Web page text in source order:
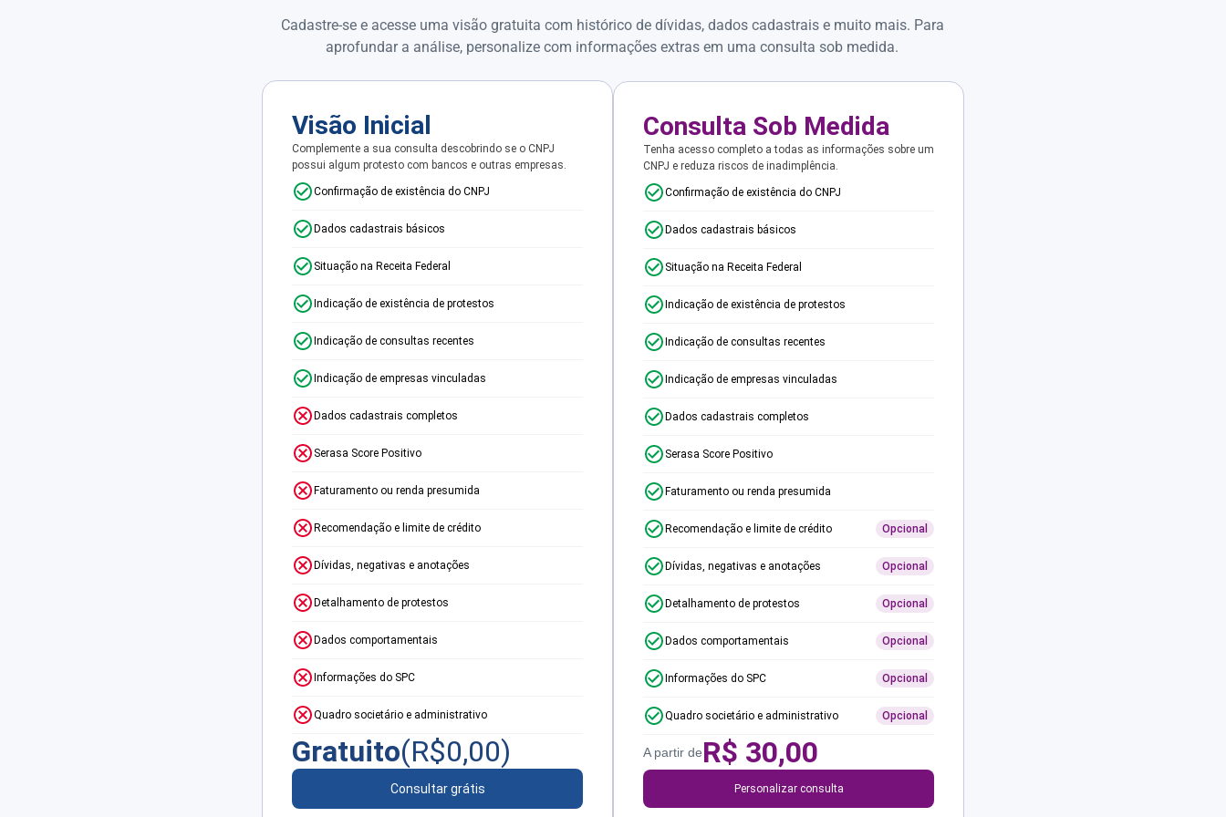
Cadastre-se e acesse uma visão gratuita com histórico de dívidas, dados cadastrais e muito mais. Para
aprofundar a análise, personalize com informações extras em uma consulta sob medida.
Visão Inicial
Complemente a sua consulta descobrindo se o CNPJ
possui algum protesto com bancos e outras empresas.
Confirmação de existência do CNPJ
Dados cadastrais básicos
Situação na Receita Federal
Indicação de existência de protestos
Indicação de consultas recentes
Indicação de empresas vinculadas
Dados cadastrais completos
Serasa Score Positivo
Faturamento ou renda presumida
Recomendação e limite de crédito
Dívidas, negativas e anotações
Detalhamento de protestos
Dados comportamentais
Informações do SPC
Quadro societário e administrativo
Gratuito(R$0,00)
Consultar grátis
Consulta Sob Medida
Tenha acesso completo a todas as informações sobre um
CNPJ e reduza riscos de inadimplência.
Confirmação de existência do CNPJ
Dados cadastrais básicos
Situação na Receita Federal
Indicação de existência de protestos
Indicação de consultas recentes
Indicação de empresas vinculadas
Dados cadastrais completos
Serasa Score Positivo
Faturamento ou renda presumida
Recomendação e limite de crédito Opcional
Dívidas, negativas e anotações Opcional
Detalhamento de protestos Opcional
Dados comportamentais Opcional
Informações do SPC Opcional
Quadro societário e administrativo Opcional
A partir deR$ 30,00
Personalizar consulta